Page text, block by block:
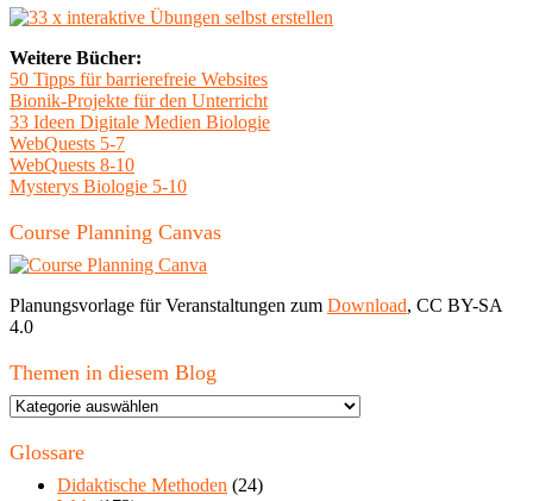
Weitere Bücher:
50 Tipps für barrierefreie Websites
Bionik-Projekte für den Unterricht
33 Ideen Digitale Medien Biologie
WebQuests 5-7
WebQuests 8-10
Mysterys Biologie 5-10
Course Planning Canvas
Planungsvorlage für Veranstaltungen zum Download, CC BY-SA
4.0
Themen in diesem Blog
Themen
diesem
Glossare
Didaktische Methoden (24)